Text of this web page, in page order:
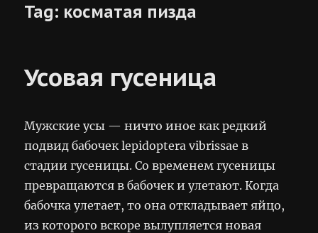
Tag: косматая пизда
Усовая гусеница
Мужские усы — ничто иное как редкий
подвид бабочек lepidoptera vibrissae в
стадии гусеницы. Со временем гусеницы
превращаются в бабочек и улетают. Когда
бабочка улетает, то она откладывает яйцо,
из которого вскоре вылупляется новая